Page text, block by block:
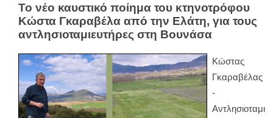
Το νέο καυστικό ποίημα του κτηνοτρόφου
Κώστα Γκαραβέλα από την Ελάτη, για τους
αντλησιοταμιευτήρες στη Βουνάσα
Κώστας
Γκαραβέλας
-
Αντλησιοταμι